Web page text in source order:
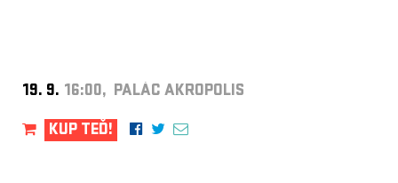
19. 9. 16:00, PALÁC AKROPOLIS
KUP TEĎ!